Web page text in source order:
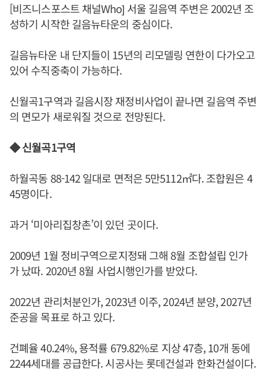
[비즈니스포스트 채널Who] 서울 길음역 주변은 2002년 조
성하기 시작한 길음뉴타운의 중심이다.
길음뉴타운 내 단지들이 15년의 리모델링 연한이 다가오고
있어 수직중축이 가능하다.
신월곡1구역과 길음시장 재정비사업이 끝나면 길음역 주변
의 면모가 새로워질 것으로 전망된다.
◆ 신월곡1구역
하월곡동 88-142 일대로 면적은 5만5112㎡다. 조합원은 4
45명이다.
과거 ‘미아리집창촌’이 있던 곳이다.
2009년 1월 정비구역으로지정돼 그해 8월 조합설립 인가
가 났따. 2020년 8월 사업시행인가를 받았다.
2022년 관리처분인가, 2023년 이주, 2024년 분양, 2027년
준공을 목표로 하고 있다.
건폐율 40.24%, 용적률 679.82%로 지상 47층, 10개 동에
2244세대를 공급한다. 시공사는 롯데건설과 한화건설이다.